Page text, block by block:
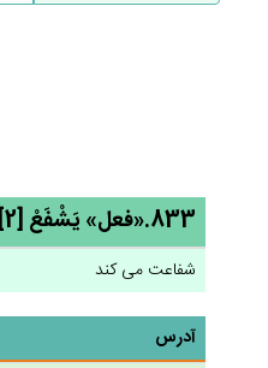
833.«فعل» يَشْفَع‌ْ [2] ← شفع
شفاعت می کند
آدرس